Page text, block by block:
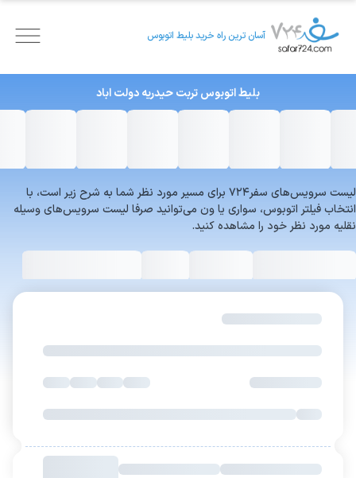
آسان ترین راه خرید بلیط اتوبوس
بلیط اتوبوستربت حیدریهدولت اباد
لیست سرویس‌های سفر۷۲۴ برای مسیر مورد نظر شما به شرح زیر است، با
انتخاب فیلتر اتوبوس، سواری یا ون می‌توانید صرفا لیست سرویس‌های وسیله
نقلیه مورد نظر خود را مشاهده کنید.